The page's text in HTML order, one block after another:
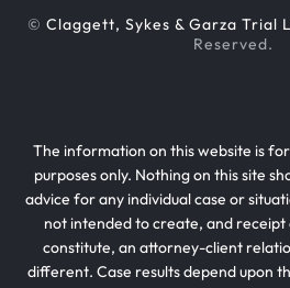
© Claggett, Sykes & Garza Trial
Reserved.
The information on this website is
purposes only. Nothing on this site
advice for any individual case or
not intended to create, and receipt
constitute, an attorney-client
different. Case results depend upon